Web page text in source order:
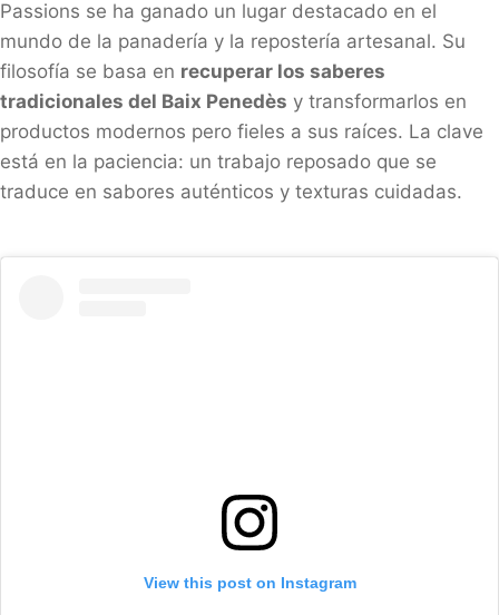
Passions se ha ganado un lugar destacado en el
mundo de la panadería y la repostería artesanal. Su
filosofía se basa en recuperar los saberes
tradicionales del Baix Penedès y transformarlos en
productos modernos pero fieles a sus raíces. La clave
está en la paciencia: un trabajo reposado que se
traduce en sabores auténticos y texturas cuidadas.
View this post on Instagram